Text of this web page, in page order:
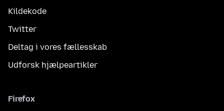
Kildekode
Twitter
Deltag i vores fællesskab
Udforsk hjælpeartikler
Firefox